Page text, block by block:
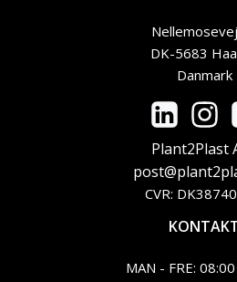
DK-5683
Danmark
Plant2Plast
CVR:
MAN - FRE: